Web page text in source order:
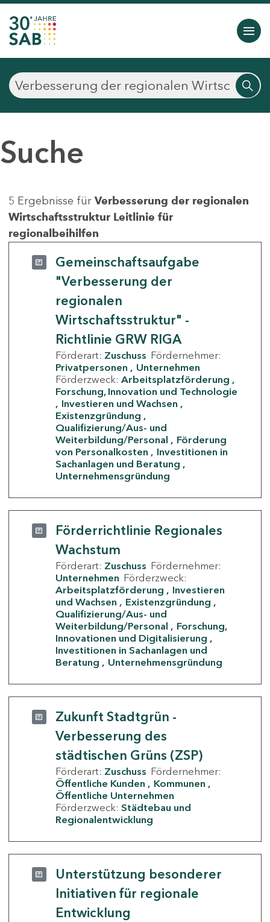
Suche
5 Ergebnisse für Verbesserung der regionalen
Wirtschaftsstruktur Leitlinie für
regionalbeihilfen
Gemeinschaftsaufgabe
"Verbesserung der
regionalen
Wirtschaftsstruktur" -
Richtlinie GRW RIGA
Förderart: Zuschuss Fördernehmer:
Privatpersonen
Unternehmen
Förderzweck: Arbeitsplatzförderung
Forschung, Innovation und Technologie
Investieren und Wachsen
Existenzgründung
Qualifizierung/Aus- und
Weiterbildung/Personal
Förderung
von Personalkosten
Investitionen in
Sachanlagen und Beratung
Unternehmensgründung
Förderrichtlinie Regionales
Wachstum
Förderart: Zuschuss Fördernehmer:
Unternehmen Förderzweck:
Arbeitsplatzförderung
Investieren
und Wachsen
Existenzgründung
Qualifizierung/Aus- und
Weiterbildung/Personal
Forschung,
Innovationen und Digitalisierung
Investitionen in Sachanlagen und
Beratung
Unternehmensgründung
Zukunft Stadtgrün -
Verbesserung des
städtischen Grüns (ZSP)
Förderart: Zuschuss Fördernehmer:
Öffentliche Kunden
Kommunen
Öffentliche Unternehmen
Förderzweck: Städtebau und
Regionalentwicklung
Unterstützung besonderer
Initiativen für regionale
Entwicklung